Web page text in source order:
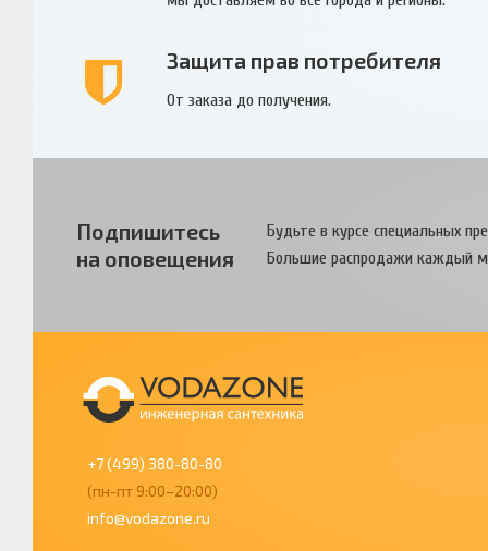
Защита прав потребителя
От заказа до получения.
Подпишитесь
на оповещения
Будьте в курсе специальных
Большие распродажи каждый
+7 (499) 380-80-80
(пн-пт 9:00–20:00)
info@vodazone.ru